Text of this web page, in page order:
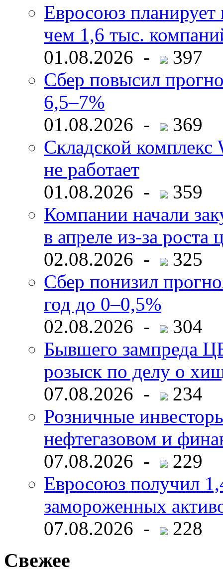
Евросоюз планирует
чем 1,6 тыс.
01.08.2026 -
397
Сбер повысил
6,5–7%
01.08.2026 -
369
Складской комплекс
не работает
01.08.2026 -
359
Компании начали
в апреле из-за роста
02.08.2026 -
325
Сбер понизил
год до 0–0,5%
02.08.2026 -
304
Бывшего зампреда
розыск по делу о
07.08.2026 -
234
Розничные
нефтегазовом и
07.08.2026 -
229
Евросоюз получил
замороженных
07.08.2026 -
228
Свежее